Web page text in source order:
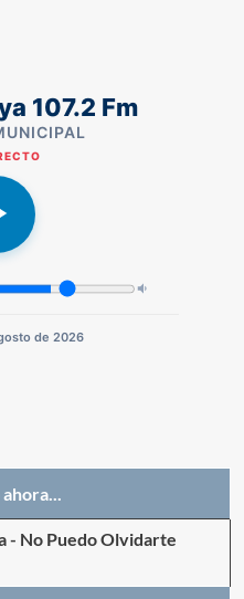
107.2 Fm
de 2026
- No Puedo Olvidarte